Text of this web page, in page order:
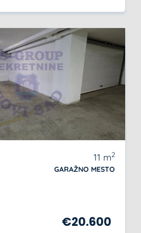
11 m2
GARAŽNO MESTO
€20.600